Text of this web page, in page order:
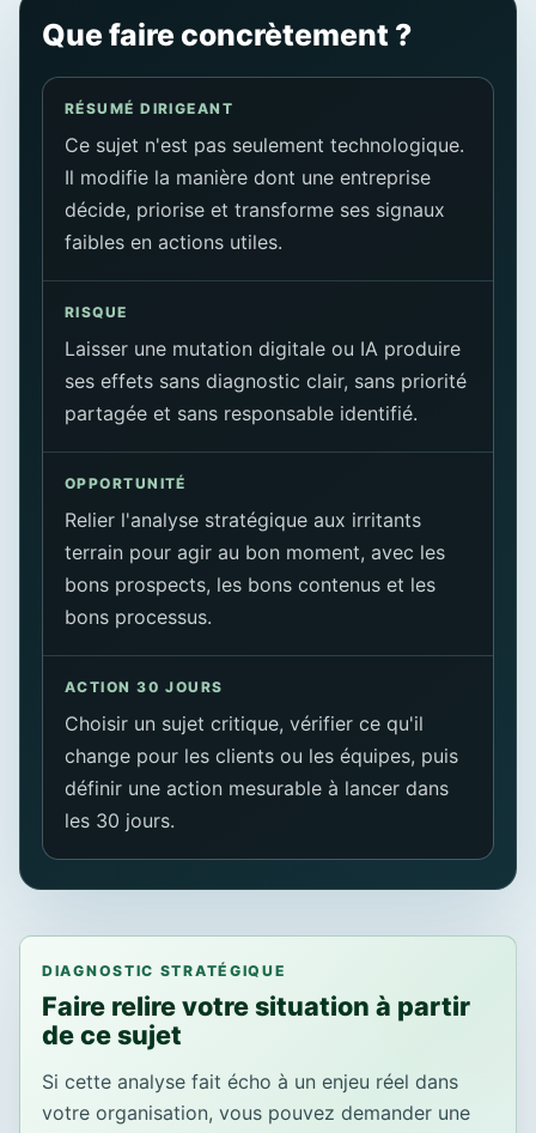
Que faire concrètement ?
RÉSUMÉ DIRIGEANT
Ce sujet n'est pas seulement technologique.
Il modifie la manière dont une entreprise
décide, priorise et transforme ses signaux
faibles en actions utiles.
RISQUE
Laisser une mutation digitale ou IA produire
ses effets sans diagnostic clair, sans priorité
partagée et sans responsable identifié.
OPPORTUNITÉ
Relier l'analyse stratégique aux irritants
terrain pour agir au bon moment, avec les
bons prospects, les bons contenus et les
bons processus.
ACTION 30 JOURS
Choisir un sujet critique, vérifier ce qu'il
change pour les clients ou les équipes, puis
définir une action mesurable à lancer dans
les 30 jours.
DIAGNOSTIC STRATÉGIQUE
Faire relire votre situation à partir
de ce sujet
Si cette analyse fait écho à un enjeu réel dans
votre organisation, vous pouvez demander une